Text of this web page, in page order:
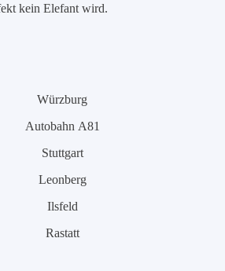
kein Elefant wird.
Würzburg
Autobahn A81
Stuttgart
Leonberg
Ilsfeld
Rastatt